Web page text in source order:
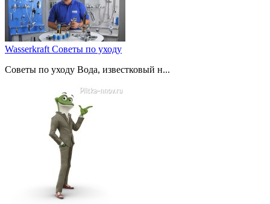
Wasserkraft Советы по уходу
Советы по уходу Вода, известковый н...